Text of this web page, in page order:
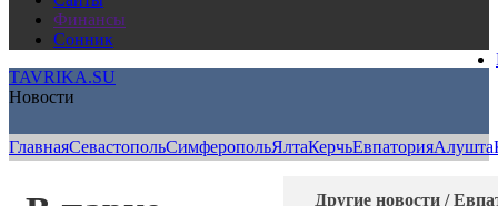
Финансы
Сонник
TAVRIKA.SU
Новости
ГлавнаяСевастопольСимферопольЯлтаКерчьЕвпаторияАлушта
Другие новости /